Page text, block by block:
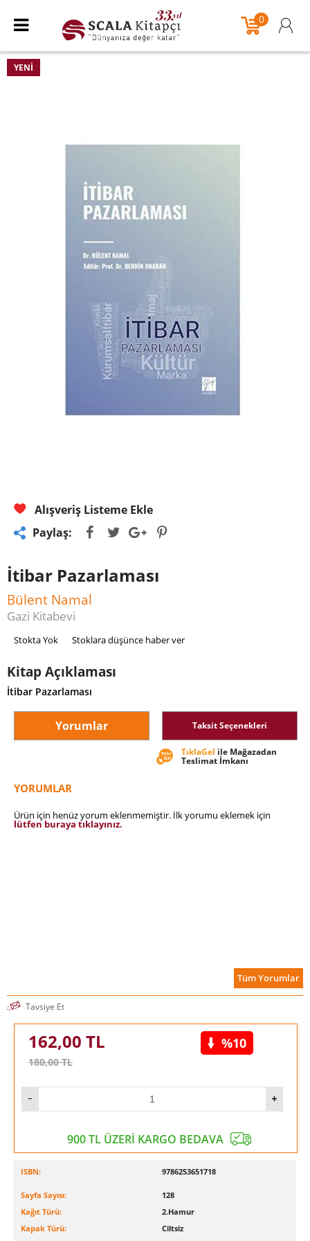
0
YENI
Alışveriş Listeme Ekle
Paylaş:
İtibar Pazarlaması
Bülent Namal
Gazi Kitabevi
Stokta Yok Stoklara düşünce haber ver
Kitap Açıklaması
İtibar Pazarlaması
Yorumlar Taksit Seçenekleri
TıklaGel ile Mağazadan
Teslimat İmkanı
YORUMLAR
Ürün için henüz yorum eklenmemiştir. İlk yorumu eklemek için
lütfen buraya tıklayınız.
Tüm Yorumlar
Tavsiye Et
162,00 TL
180,00TL
%10
900 TL ÜZERİ KARGO BEDAVA
ISBN: 9786253651718
Sayfa Sayısı:
128
Kağıt Türü:
2.Hamur
Kapak Türü:
Ciltsiz